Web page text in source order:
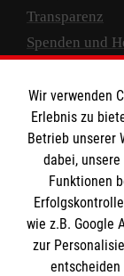
Transparenz
Spenden und
Empfänger:
IBAN: DE10
BIC:
Wir verwenden
Erlebnis zu
Betrieb unserer
dabei,
Funktionen
wie z.B. Google
zur
entscheiden